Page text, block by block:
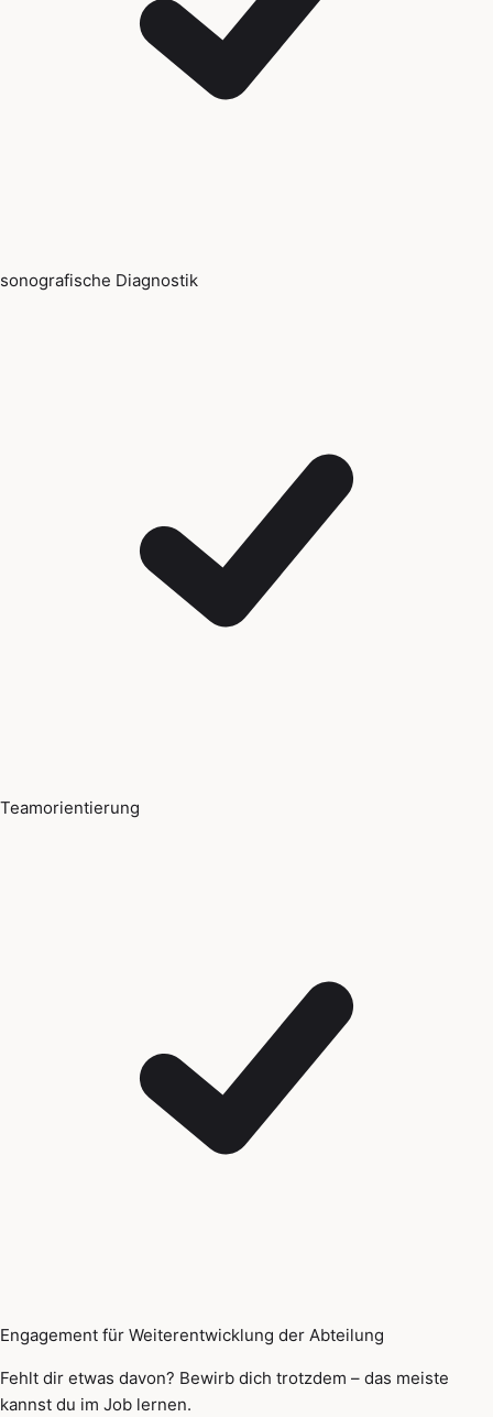
sonografische Diagnostik
Teamorientierung
Engagement für Weiterentwicklung der Abteilung
Fehlt dir etwas davon? Bewirb dich trotzdem – das meiste
kannst du im Job lernen.